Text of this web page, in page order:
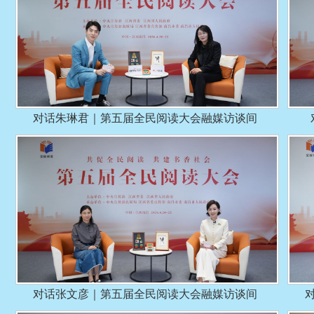
对话朱琳君｜第五届全民阅读大会融媒访谈间
对话张文彦｜第五届全民阅读大会融媒访谈间